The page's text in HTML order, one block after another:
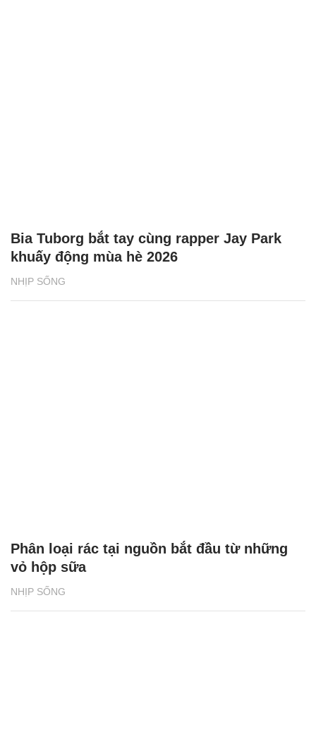
NHỊP SỐNG
Bia Tuborg bắt tay cùng rapper Jay Park
khuấy động mùa hè 2026
NHỊP SỐNG
Phân loại rác tại nguồn bắt đầu từ những
vỏ hộp sữa